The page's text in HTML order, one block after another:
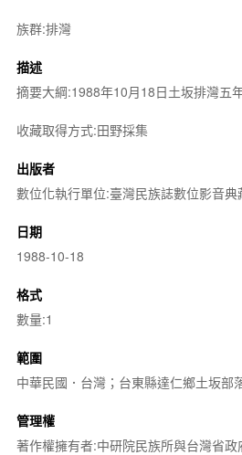
族群:排灣
描述
摘要大綱:1988年10月18日土坂排灣五
收藏取得方式:田野採集
出版者
數位化執行單位:臺灣民族誌數位影音典
日期
1988-10-18
格式
數量:1
範圍
中華民國．台灣；台東縣達仁鄉土坂部
管理權
著作權擁有者:中研院民族所與台灣省政